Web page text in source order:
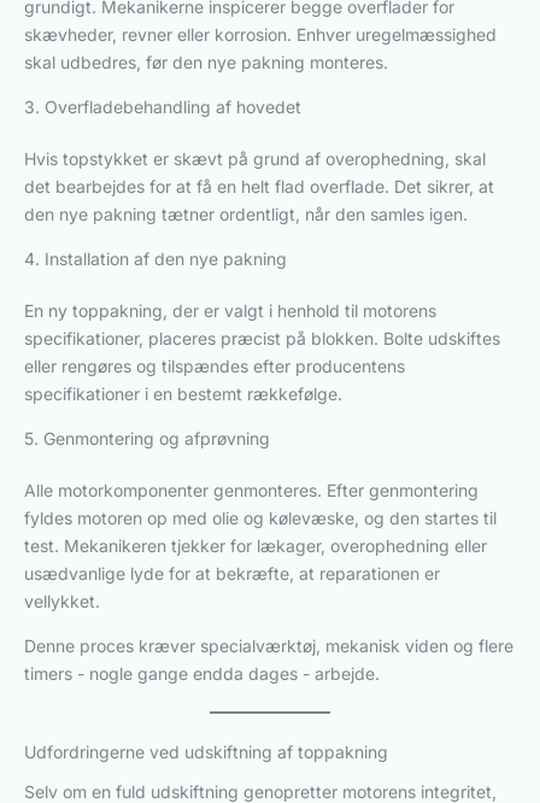
grundigt. Mekanikerne inspicerer begge overflader for
skævheder, revner eller korrosion. Enhver uregelmæssighed
skal udbedres, før den nye pakning monteres.
3. Overfladebehandling af hovedet
Hvis topstykket er skævt på grund af overophedning, skal
det bearbejdes for at få en helt flad overflade. Det sikrer, at
den nye pakning tætner ordentligt, når den samles igen.
4. Installation af den nye pakning
En ny toppakning, der er valgt i henhold til motorens
specifikationer, placeres præcist på blokken. Bolte udskiftes
eller rengøres og tilspændes efter producentens
specifikationer i en bestemt rækkefølge.
5. Genmontering og afprøvning
Alle motorkomponenter genmonteres. Efter genmontering
fyldes motoren op med olie og kølevæske, og den startes til
test. Mekanikeren tjekker for lækager, overophedning eller
usædvanlige lyde for at bekræfte, at reparationen er
vellykket.
Denne proces kræver specialværktøj, mekanisk viden og flere
timers - nogle gange endda dages - arbejde.
Udfordringerne ved udskiftning af toppakning
Selv om en fuld udskiftning genopretter motorens integritet,